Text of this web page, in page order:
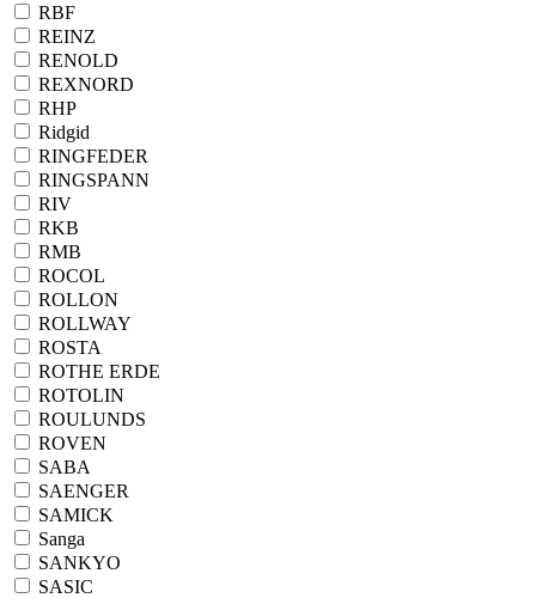
RBF
REINZ
RENOLD
REXNORD
RHP
Ridgid
RINGFEDER
RINGSPANN
RIV
RKB
RMB
ROCOL
ROLLON
ROLLWAY
ROSTA
ROTHE ERDE
ROTOLIN
ROULUNDS
ROVEN
SABA
SAENGER
SAMICK
Sanga
SANKYO
SASIC